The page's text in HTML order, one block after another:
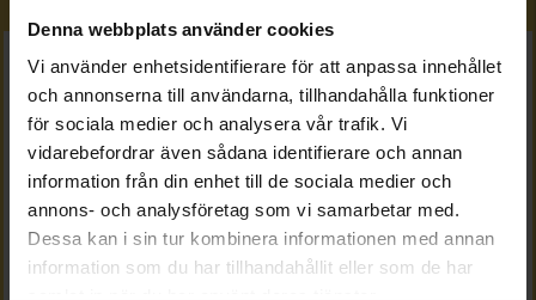
Denna webbplats använder cookies
Vi använder enhetsidentifierare för att anpassa innehållet
och annonserna till användarna, tillhandahålla funktioner
för sociala medier och analysera vår trafik. Vi
vidarebefordrar även sådana identifierare och annan
information från din enhet till de sociala medier och
annons- och analysföretag som vi samarbetar med.
Dessa kan i sin tur kombinera informationen med annan
information som du har tillhandahållit eller som de har